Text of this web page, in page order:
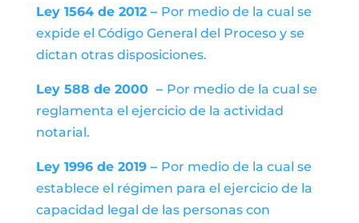
Ley 1564 de 2012 – Por medio de la cual se
expide el Código General del Proceso y se
dictan otras disposiciones.
Ley 588 de 2000 – Por medio de la cual se
reglamenta el ejercicio de la actividad
notarial.
Ley 1996 de 2019 – Por medio de la cual se
establece el régimen para el ejercicio de la
capacidad legal de las personas con